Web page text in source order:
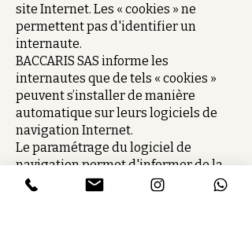
site Internet. Les « cookies » ne
permettent pas d'identifier un
internaute.
BACCARIS SAS informe les
internautes que de tels « cookies »
peuvent s’installer de manière
automatique sur leurs logiciels de
navigation Internet.
Le paramétrage du logiciel de
navigation permet d'informer de la
présence de « cookies » et